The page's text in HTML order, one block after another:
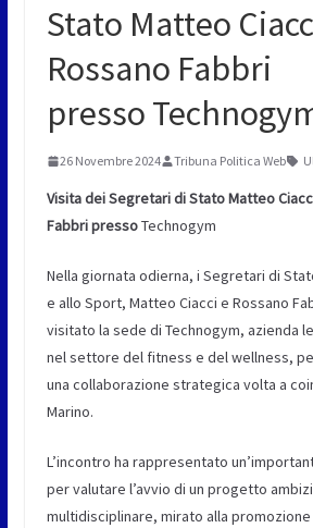
Stato Matteo
Rossano Fabbri
presso
26 Novembre 2024 Tribuna Politica Web
Visita dei Segretari di Stato Matteo
Fabbri pressoTechnogym
Nella giornata odierna, i Segretari di
e allo Sport, Matteo Ciacci e Rossano
visitato la sede di Technogym, azienda
nel settore del fitness e del wellness,
una collaborazione strategica volta a
Marino.
L’incontro ha rappresentato
per valutare l’avvio di un progetto
multidisciplinare, mirato alla